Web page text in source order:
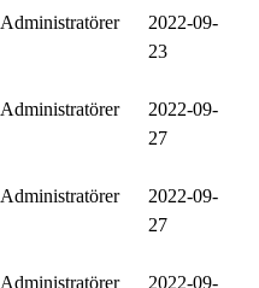
Administratörer
2022-09-
23
Administratörer
2022-09-
27
Administratörer
2022-09-
27
Administratörer
2022-09-